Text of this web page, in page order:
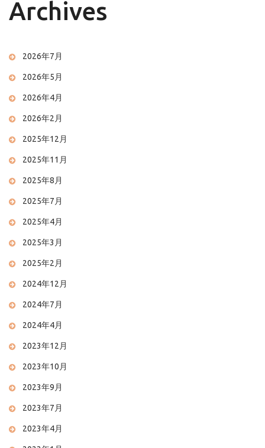
Archives
2026年7月
2026年5月
2026年4月
2026年2月
2025年12月
2025年11月
2025年8月
2025年7月
2025年4月
2025年3月
2025年2月
2024年12月
2024年7月
2024年4月
2023年12月
2023年10月
2023年9月
2023年7月
2023年4月